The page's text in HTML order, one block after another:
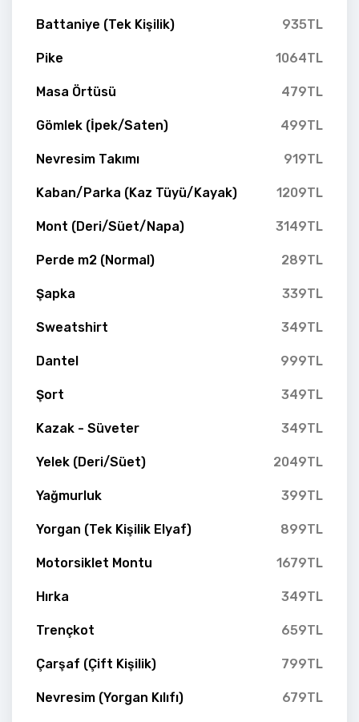
Battaniye (Tek Kişilik) 935TL
Pike 1064TL
Masa Örtüsü 479TL
Gömlek (İpek/Saten) 499TL
Nevresim Takımı 919TL
Kaban/Parka (Kaz Tüyü/Kayak) 1209TL
Mont (Deri/Süet/Napa) 3149TL
Perde m2 (Normal) 289TL
Şapka 339TL
Sweatshirt 349TL
Dantel 999TL
Şort 349TL
Kazak - Süveter 349TL
Yelek (Deri/Süet) 2049TL
Yağmurluk 399TL
Yorgan (Tek Kişilik Elyaf) 899TL
Motorsiklet Montu 1679TL
Hırka 349TL
Trençkot 659TL
Çarşaf (Çift Kişilik) 799TL
Nevresim (Yorgan Kılıfı) 679TL